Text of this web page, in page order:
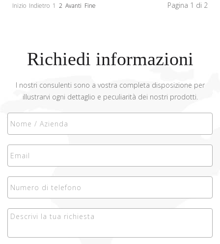
Inizio Indietro 1 2 Avanti Fine Pagina 1 di 2
Richiedi informazioni
I nostri consulenti sono a vostra completa disposizione per
illustrarvi ogni dettaglio e peculiarità dei nostri prodotti.